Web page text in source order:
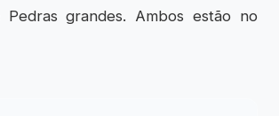
grandes. Ambos estão no